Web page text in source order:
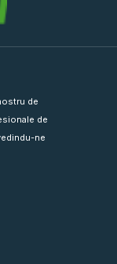
de
de
ne